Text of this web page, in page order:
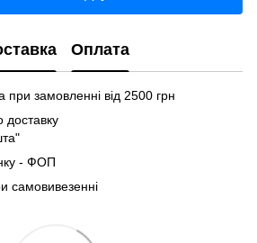
Оплата
при замовленні від 2500 грн
доставку
- ФОП
самовивезенні